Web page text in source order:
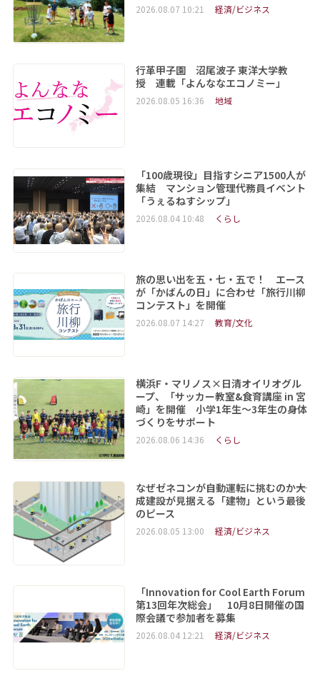
2026.08.07 10:21 経済/ビジネス
行革甲子園 沼尾波子 東洋大学教
授 連載「よんななエコノミー」
2026.08.05 16:36 地域
「100歳現役」目指すシニア1500人が
集結 マンション管理代務員イベント
「うぇるねすシップ」
2026.08.04 10:48 くらし
旅の思い出を五・七・五で！ エース
が「かばんの日」に合わせ「旅行川柳
コンテスト」を開催
2026.08.07 14:27 教育/文化
横浜F・マリノス×日清オイリオグル
ープ、「サッカー教室&食育講座 in 宮
崎」を開催 小学1年生～3年生の身体
づくりをサポート
2026.08.06 14:36 くらし
なぜゼネコンが自動運転に挑むのか――大
成建設が見据える「建物」という最後
のピース
2026.08.05 13:00 経済/ビジネス
「Innovation for Cool Earth Forum
第13回年次総会」 10月8日開催の国
際会議で参加者を募集
2026.08.04 12:21 経済/ビジネス